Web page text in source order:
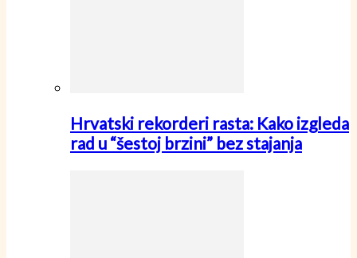
Hrvatski rekorderi rasta: Kako izgleda
rad u “šestoj brzini” bez stajanja